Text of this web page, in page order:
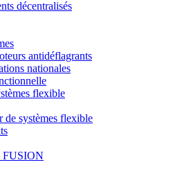
décentralisés
antidéflagrants
nationales
flexible
de systèmes flexible